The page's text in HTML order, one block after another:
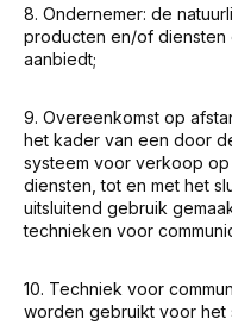
8. Ondernemer: de
producten en/of diensten
aanbiedt;
9. Overeenkomst op
het kader van een door
systeem voor verkoop
diensten, tot en met het
uitsluitend gebruik
technieken voor
10. Techniek voor
worden gebruikt voor het